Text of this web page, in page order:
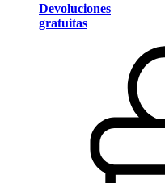
Devoluciones
gratuitas